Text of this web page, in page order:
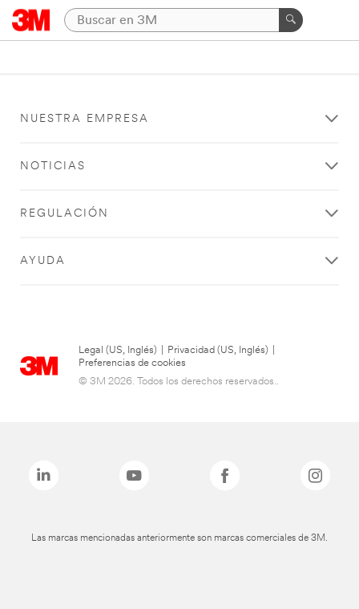
NUESTRA EMPRESA
NOTICIAS
REGULACIÓN
AYUDA
Legal (US, Inglés) Privacidad (US, Inglés)
Preferencias de cookies
© 3M 2026. Todos los derechos reservados..
Las marcas mencionadas anteriormente son marcas comerciales de 3M.